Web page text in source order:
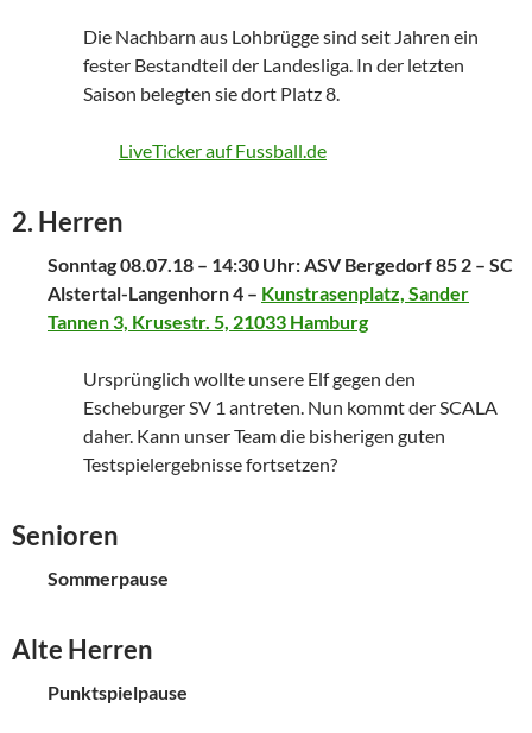
Die Nachbarn aus Lohbrügge sind seit Jahren ein
fester Bestandteil der Landesliga. In der letzten
Saison belegten sie dort Platz 8.
LiveTicker auf Fussball.de
2. Herren
Sonntag 08.07.18 – 14:30 Uhr: ASV Bergedorf 85 2 – SC
Alstertal-Langenhorn 4 – Kunstrasenplatz, Sander
Tannen 3, Krusestr. 5, 21033 Hamburg
Ursprünglich wollte unsere Elf gegen den
Escheburger SV 1 antreten. Nun kommt der SCALA
daher. Kann unser Team die bisherigen guten
Testspielergebnisse fortsetzen?
Senioren
Sommerpause
Alte Herren
Punktspielpause